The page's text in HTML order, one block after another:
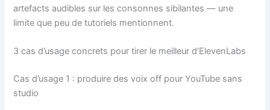
artefacts audibles sur les consonnes sibilantes — une
limite que peu de tutoriels mentionnent.
3 cas d’usage concrets pour tirer le meilleur d’ElevenLabs
Cas d’usage 1 : produire des voix off pour YouTube sans
studio